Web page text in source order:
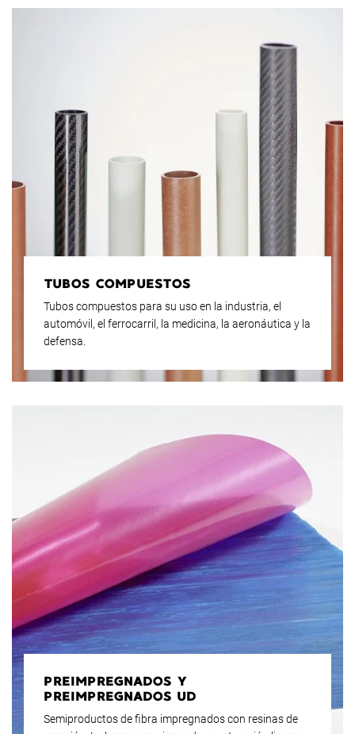
TUBOS COMPUESTOS
Tubos compuestos para su uso en la industria, el
automóvil, el ferrocarril, la medicina, la aeronáutica y la
defensa.
PREIMPREGNADOS Y
PREIMPREGNADOS UD
Semiproductos de fibra impregnados con resinas de